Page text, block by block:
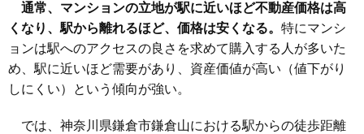
通常、マンションの立地が駅に近いほど不動産価格は高
くなり、駅から離れるほど、価格は安くなる。 特にマンシ
ョンは駅へのアクセスの良さを求めて購入する人が多いた
め、駅に近いほど需要があり、資産価値が高い（値下がり
しにくい）という傾向が強い。
では、神奈川県鎌倉市鎌倉山における駅からの徒歩距離